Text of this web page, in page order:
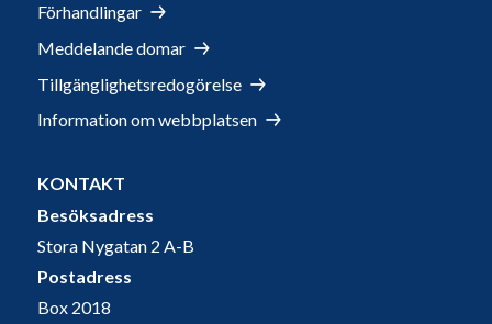
Förhandlingar
Meddelande domar
Tillgänglighetsredogörelse
Information om webbplatsen
KONTAKT
Besöksadress
Stora Nygatan 2 A-B
Postadress
Box 2018